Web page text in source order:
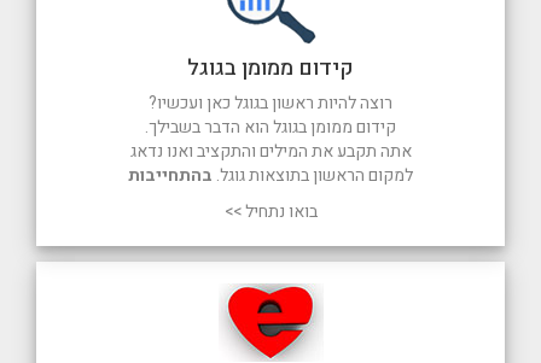
קידום ממומן בגוגל
רוצה להיות ראשון בגוגל כאן ועכשיו?
קידום ממומן בגוגל הוא הדבר בשבילך.
אתה תקבע את המילים והתקציב ואנו נדאג
למקום הראשון בתוצאות גוגל. בהתחייבות
בואו נתחיל >>